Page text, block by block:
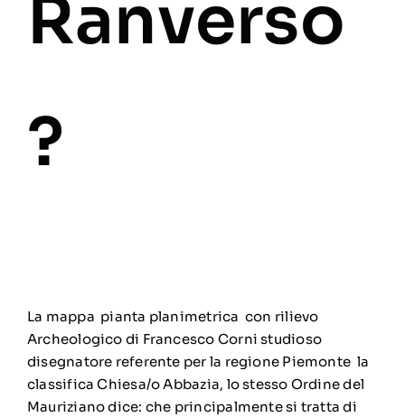
Ranverso
La mappa pianta planimetrica con rilievo
Archeologico di Francesco Corni studioso
disegnatore referente per la regione Piemonte la
classifica Chiesa/o Abbazia, lo stesso Ordine del
Mauriziano dice: che principalmente si tratta di